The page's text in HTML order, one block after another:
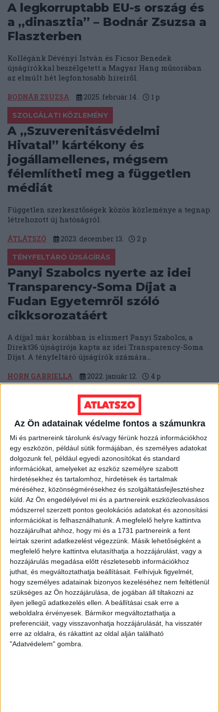
Az Ön adatainak védelme fontos a számunkra
Mi és partnereink tárolunk és/vagy férünk hozzá információkhoz
egy eszközön, például sütik formájában, és személyes adatokat
dolgozunk fel, például egyedi azonosítókat és standard
információkat, amelyeket az eszköz személyre szabott
hirdetésekhez és tartalomhoz, hirdetések és tartalmak
méréséhez, közönségmérésekhez és szolgáltatásfejlesztéshez
küld. Az Ön engedélyével mi és a partnereink eszközleolvasásos
módszerrel szerzett pontos geolokációs adatokat és azonosítási
információkat is felhasználhatunk. A megfelelő helyre kattintva
hozzájárulhat ahhoz, hogy mi és a 1731 partnereink a fent
leírtak szerint adatkezelést végezzünk. Másik lehetőségként a
megfelelő helyre kattintva elutasíthatja a hozzájárulást, vagy a
hozzájárulás megadása előtt részletesebb információkhoz
juthat, és megváltoztathatja beállításait. Felhívjuk figyelmét,
hogy személyes adatainak bizonyos kezeléséhez nem feltétlenül
szükséges az Ön hozzájárulása, de jogában áll tiltakozni az
ilyen jellegű adatkezelés ellen. A beállításai csak erre a
weboldalra érvényesek. Bármikor megváltoztathatja a
preferenciáit, vagy visszavonhatja hozzájárulását, ha visszatér
erre az oldalra, és rákattint az oldal alján található
"Adatvédelem" gombra.
A legkorruptabb EU-s ország és
a „dinasztia” – Bodnár Zsuzsa a
Flaszterben
Kollégánk Dévényi István és Ficsor Benedek
újságírókkal beszélgetett a Magyar Hang műsorában
az elmúlt hét legfontosabb híreiről.
BODNÁR ZSUZSA 2025. február 14. 1 p
SZOLGÁLATI KÖZLEMÉNY
A „Szuverenitásvédelmi
Hivatal” kártékony és
jogállamellenes, mégsem
félemlítheti meg a független
médiát
Független szerkesztőségek közös közleménye a tegnap
létrehozott új hatóságról.
ÁTLÁTSZÓ 2023. december 13. 2 p
TÉNYFELTÁRÓ ÚJSÁGÍRÁS
Panyi Szabolcs nyerte az idei
Transparency-Soma Díjat a
Fudan Egyetemről szóló
cikksorozatáért
A díjjal már korábban is elismert Panyi Szabolcs, a
Direkt36 újságírója kapta az idei Transparency-Soma
Díjat. A tényfeltáró újságírók számára...
HORN GABRIELLA 2022. január 12. 4 p
Nem félnek a "sorosozástól" -
Elindult a Ján Kuciak
Oknyomozó Központ
Szlovákiában
A nemzetközi szervezett bűnözést és korrupciót feltáró
új oknyomozó portál indult el Közép-Európában. A
projekt a tavaly meggyilkolt újságíró, Ján...
BŐTÖS BOTOND 2019. január 10. 7p